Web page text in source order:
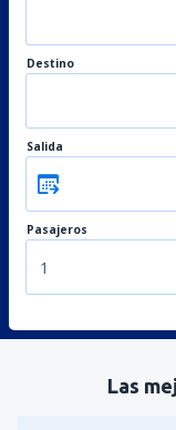
Destino
Salida
Pasajeros
1
Las